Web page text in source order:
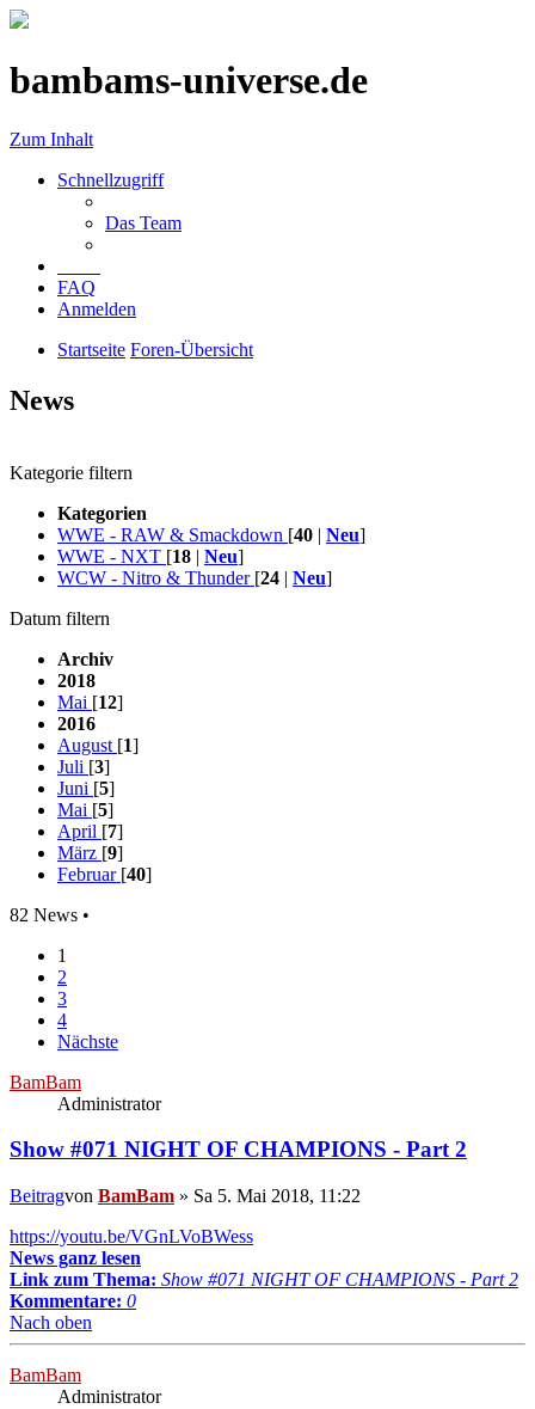
bambams-universe.de
Zum Inhalt
Schnellzugriff
Das Team
FAQ
Anmelden
Startseite Foren-Übersicht
News
Kategorie filtern
Kategorien
WWE - RAW & Smackdown [40 | Neu]
WWE - NXT [18 | Neu]
WCW - Nitro & Thunder [24 | Neu]
Datum filtern
Archiv
2018
Mai [12]
2016
August [1]
Juli [3]
Juni [5]
Mai [5]
April [7]
März [9]
Februar [40]
82 News •
1
2
3
4
Nächste
BamBam
Administrator
Show #071 NIGHT OF CHAMPIONS - Part 2
Beitragvon BamBam » Sa 5. Mai 2018, 11:22
https://youtu.be/VGnLVoBWess
News ganz lesen
Link zum Thema: Show #071 NIGHT OF CHAMPIONS - Part 2
Kommentare: 0
Nach oben
BamBam
Administrator